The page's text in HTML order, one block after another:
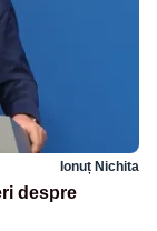
Ionuț Nichita
despre